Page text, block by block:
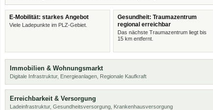
E-Mobilität: starkes Angebot
Viele Ladepunkte im PLZ-Gebiet.
Gesundheit: Traumazentrum
regional erreichbar
Das nächste Traumazentrum liegt bis
15 km entfernt.
Immobilien & Wohnungsmarkt
Digitale Infrastruktur, Energieanlagen, Regionale Kaufkraft
Erreichbarkeit & Versorgung
Ladeinfrastruktur, Gesundheitsversorgung, Krankenhausversorgung